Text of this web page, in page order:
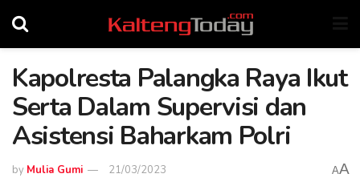
Kapolresta Palangka Raya Ikut
Serta Dalam Supervisi dan
Asistensi Baharkam Polri
by Mulia Gumi 21/03/2023 AA